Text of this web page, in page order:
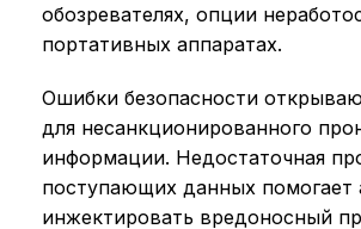
обозревателях, опции
портативных аппаратах.
Ошибки безопасности
для несанкционированного
информации. Недостаточная
поступающих данных
инжектировать вредоносный